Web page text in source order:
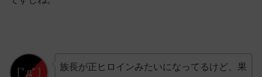
族長が正ヒロインみたいになってるけど、果